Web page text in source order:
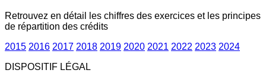
Retrouvez en détail les chiffres des exercices et les principes
de répartition des crédits
2015 2016 2017 2018 2019 2020 2021 2022 2023 2024
DISPOSITIF LÉGAL